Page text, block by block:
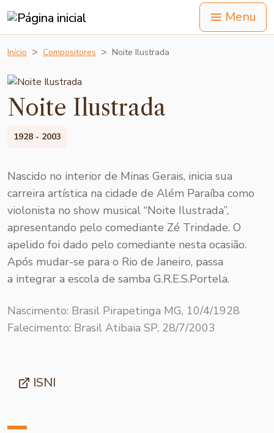
Menu
Início Compositores Noite Ilustrada
Noite Ilustrada
1928 - 2003
Nascido no interior de Minas Gerais, inicia sua
carreira artística na cidade de Além Paraíba como
violonista no show musical “Noite Ilustrada”,
apresentando pelo comediante Zé Trindade. O
apelido foi dado pelo comediante nesta ocasião.
Após mudar-se para o Rio de Janeiro, passa
a integrar a escola de samba G.R.E.S.Portela.
Nascimento: Brasil Pirapetinga MG, 10/4/1928
Falecimento: Brasil Atibaia SP, 28/7/2003
ISNI